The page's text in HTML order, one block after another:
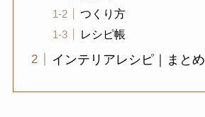
つくり方
レシピ帳
インテリアレシピ｜まとめ